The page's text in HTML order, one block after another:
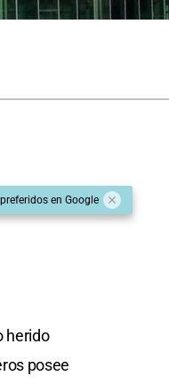
en Google
herido
posee